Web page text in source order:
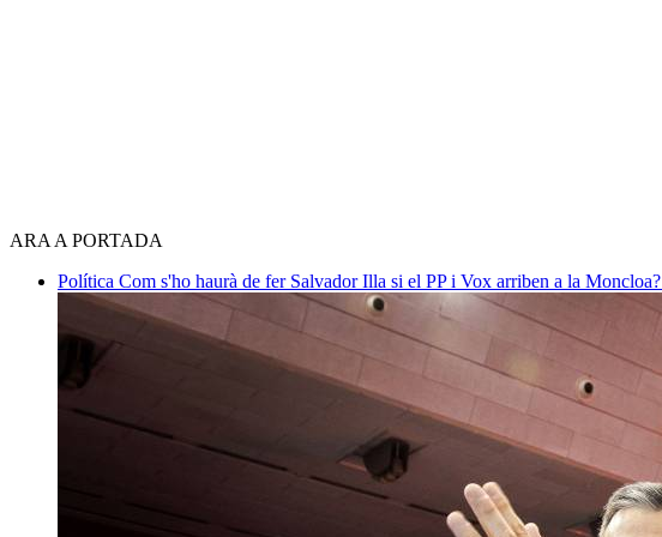
ARA A PORTADA
Política Com s'ho haurà de fer Salvador Illa si el PP i Vox arriben a la Moncloa?